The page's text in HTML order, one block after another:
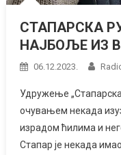
СТАПАРСКА
НАЈБОЉЕ ИЗ
06.12.2023.
Удружење
очувањем некада
израдом ћилима и
Стапар је некада